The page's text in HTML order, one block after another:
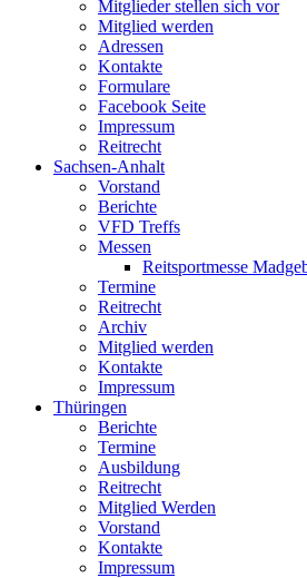
Mitglieder stellen sich vor
Mitglied werden
Adressen
Kontakte
Formulare
Facebook Seite
Impressum
Reitrecht
Sachsen-Anhalt
Vorstand
Berichte
VFD Treffs
Messen
Reitsportmesse
Termine
Reitrecht
Archiv
Mitglied werden
Kontakte
Impressum
Thüringen
Berichte
Termine
Ausbildung
Reitrecht
Mitglied Werden
Vorstand
Kontakte
Impressum